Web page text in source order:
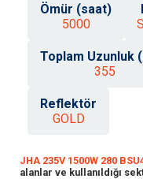
Ömür (saat)
5000
Toplam Uzunluk
355
Reflektör
GOLD
JHA 235V 1500W 280
alanlar ve kullanıldığı